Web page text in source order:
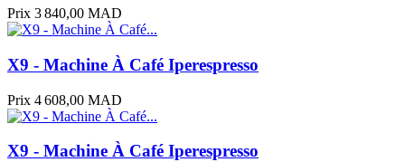
Prix 3 840,00 MAD
X9 - Machine À Café Iperespresso
Prix 4 608,00 MAD
X9 - Machine À Café Iperespresso